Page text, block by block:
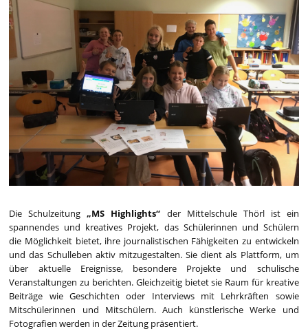
Die Schulzeitung„MS Highlights“ der Mittelschule Thörl ist ein
spannendes und kreatives Projekt, das Schülerinnen und Schülern
die Möglichkeit bietet, ihre journalistischen Fähigkeiten zu entwickeln
und das Schulleben aktiv mitzugestalten. Sie dient als Plattform, um
über aktuelle Ereignisse, besondere Projekte und schulische
Veranstaltungen zu berichten. Gleichzeitig bietet sie Raum für kreative
Beiträge wie Geschichten oder Interviews mit Lehrkräften sowie
Mitschülerinnen und Mitschülern. Auch künstlerische Werke und
Fotografien werden in der Zeitung präsentiert.